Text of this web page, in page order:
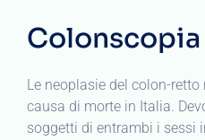
Le neoplasie del colon-
causa di morte in Italia.
soggetti di entrambi i sessi